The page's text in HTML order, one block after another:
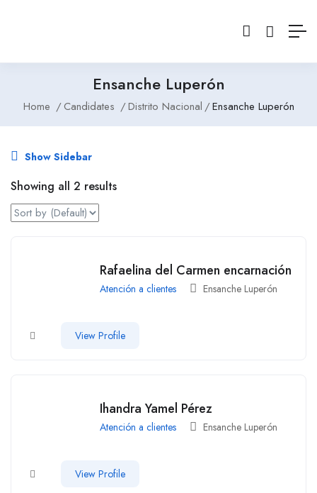
Ensanche Luperón
Home Candidates Distrito Nacional Ensanche Luperón
Show Sidebar
Showing all 2 results
Rafaelina del Carmen encarnación
Atención a clientes Ensanche Luperón
View Profile
Ihandra Yamel Pérez
Atención a clientes Ensanche Luperón
View Profile